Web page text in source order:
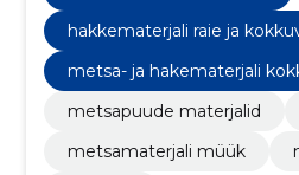
hakkematerjali raie ja
metsa- ja hakematerjali
metsapuude materjalid
metsamaterjali müük